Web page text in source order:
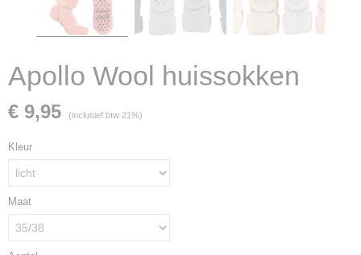
Apollo Wool huissokken
€ 9,95 (inclusief btw 21%)
Kleur
Maat